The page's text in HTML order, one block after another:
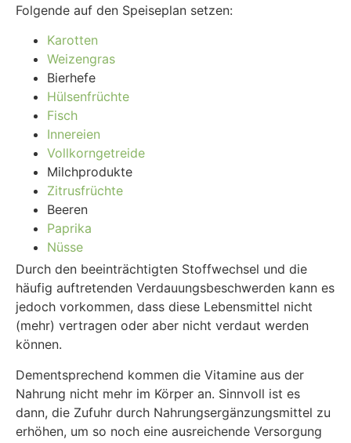
Folgende auf den Speiseplan setzen:
Karotten
Weizengras
Bierhefe
Hülsenfrüchte
Fisch
Innereien
Vollkorngetreide
Milchprodukte
Zitrusfrüchte
Beeren
Paprika
Nüsse
Durch den beeinträchtigten Stoffwechsel und die
häufig auftretenden Verdauungsbeschwerden kann es
jedoch vorkommen, dass diese Lebensmittel nicht
(mehr) vertragen oder aber nicht verdaut werden
können.
Dementsprechend kommen die Vitamine aus der
Nahrung nicht mehr im Körper an. Sinnvoll ist es
dann, die Zufuhr durch Nahrungsergänzungsmittel zu
erhöhen, um so noch eine ausreichende Versorgung